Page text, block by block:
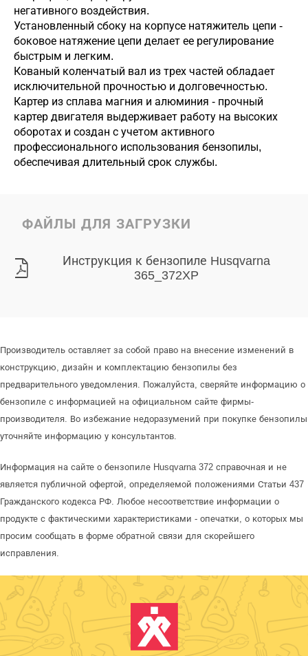
негативного воздействия.
Установленный сбоку на корпусе натяжитель цепи -
боковое натяжение цепи делает ее регулирование
быстрым и легким.
Кованый коленчатый вал из трех частей обладает
исключительной прочностью и долговечностью.
Картер из сплава магния и алюминия - прочный
картер двигателя выдерживает работу на высоких
оборотах и создан с учетом активного
профессионального использования бензопилы,
обеспечивая длительный срок службы.
ФАЙЛЫ ДЛЯ ЗАГРУЗКИ
Инструкция к бензопиле Husqvarna
365_372XP
Производитель оставляет за собой право на внесение изменений в
конструкцию, дизайн и комплектацию бензопилы без
предварительного уведомления. Пожалуйста, сверяйте информацию о
бензопиле с информацией на официальном сайте фирмы-
производителя. Во избежание недоразумений при покупке бензопилы
уточняйте информацию у консультантов.
Информация на сайте о бензопиле Husqvarna 372 справочная и не
является публичной офертой, определяемой положениями Статьи 437
Гражданского кодекса РФ. Любое несоответствие информации о
продукте с фактическими характеристиками - опечатки, о которых мы
просим сообщать в форме обратной связи для скорейшего
исправления.